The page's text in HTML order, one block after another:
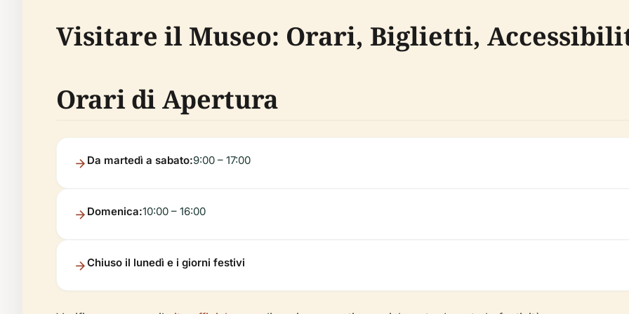
Visitare il Museo: Orari, Biglietti,
Orari di Apertura
Da martedì a sabato:9:00 – 17:00
Domenica:10:00 – 16:00
Chiuso il lunedì e i giorni festivi